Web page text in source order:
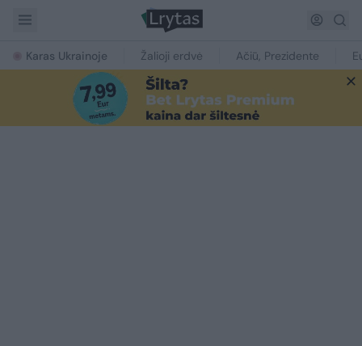
Karas Ukrainoje Žalioji erdvė Ačiū, Prezidente